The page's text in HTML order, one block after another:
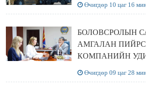
Өчигдөр 10 цаг 16
БОЛОВСРОЛЫН
АМГАЛАН
КОМПАНИЙН
Өчигдөр 09 цаг 28